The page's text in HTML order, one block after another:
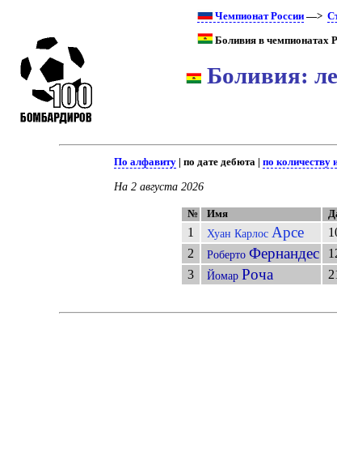
Чемпионат России—>
Боливия в чемпионатах
Боливия:
По алфавиту| по дате дебюта | по количеству
На 2 августа 2026
№ Имя
1 Хуан Карлос Арсе
2 РобертоФернандес
3 Йомар Роча